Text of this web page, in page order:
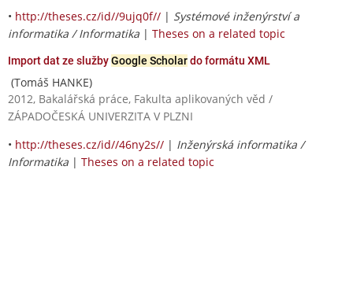
• http://theses.cz/id//9ujq0f// | Systémové inženýrství a
informatika / Informatika | Theses on a related topic
Import dat ze službyGoogle Scholardo formátu XML
(Tomáš HANKE)
2012, Bakalářská práce, Fakulta aplikovaných věd /
ZÁPADOČESKÁ UNIVERZITA V PLZNI
• http://theses.cz/id//46ny2s// | Inženýrská informatika /
Informatika | Theses on a related topic